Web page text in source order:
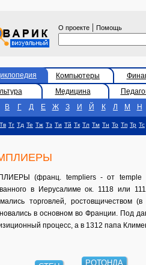
О проекте | Помощь
Компьютеры
Медицина
В Г Д Е Ж З И Й К Л М Н
Тв Тг Тд Те Тж Тз Ти Тй Тк Тл Тм Тн То Тп Тр Тс
(франц. templiers - от temple -
в Иерусалиме ок. 1118 или
торговлей,
в основном во Франции. Под
процесс, а в 1312 папа
РОТОНДА